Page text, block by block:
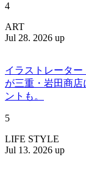
4
ART
Jul 28. 2026 up
イラストレーター
が三重・岩田商
ントも。
5
LIFE STYLE
Jul 13. 2026 up